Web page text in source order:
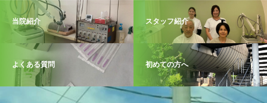
当院紹介 スタッフ紹介
よくある質問 初めての方へ